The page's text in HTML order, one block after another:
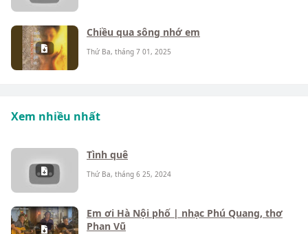
Chiều qua sông nhớ em
Thứ Ba, tháng 7 01, 2025
Xem nhiều nhất
Tình quê
Thứ Ba, tháng 6 25, 2024
Em ơi Hà Nội phố | nhạc Phú Quang, thơ
Phan Vũ